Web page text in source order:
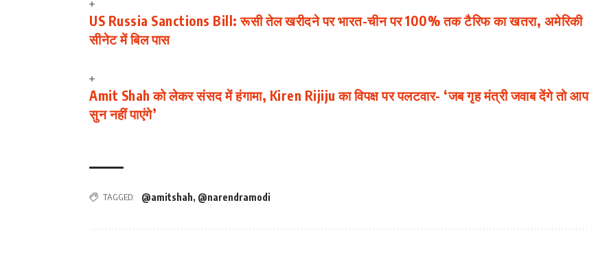
US Russia Sanctions Bill: रूसी तेल खरीदने पर भारत-चीन पर 100% तक टैरिफ का खतरा, अमेरिकी
सीनेट में बिल पास
Amit Shah को लेकर संसद में हंगामा, Kiren Rijiju का विपक्ष पर पलटवार- ‘जब गृह मंत्री जवाब देंगे तो आप
सुन नहीं पाएंगे’
TAGGED: @amitshah, @narendramodi